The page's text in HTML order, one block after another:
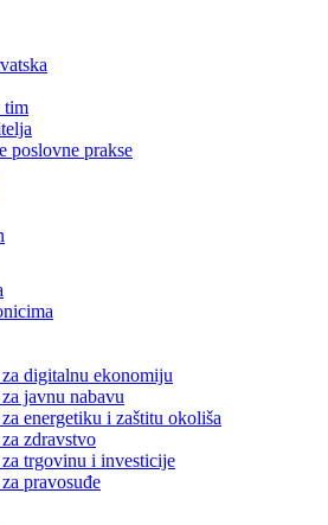
tim
poslovne prakse
digitalnu ekonomiju
javnu nabavu
energetiku i zaštitu okoliša
zdravstvo
trgovinu i investicije
pravosuđe